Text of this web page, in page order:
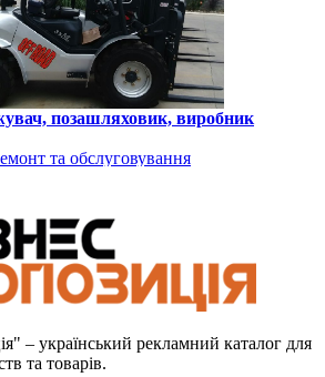
позашляховик, виробник
та обслуговування
техніки
– український рекламний каталог для
та товарів.